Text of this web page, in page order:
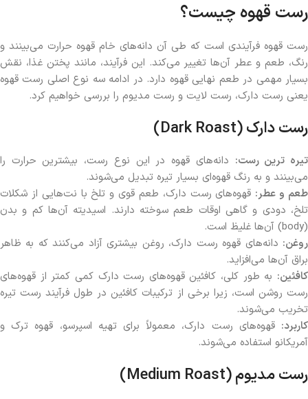
رست قهوه چیست؟
رست قهوه فرآیندی است که طی آن دانه‌های خام قهوه حرارت می‌بینند و
رنگ، طعم و عطر آن‌ها تغییر می‌کند. این فرآیند، مانند پختن غذا، نقش
بسیار مهمی در طعم نهایی قهوه دارد. در ادامه سه نوع اصلی رست قهوه
یعنی رست دارک، رست لایت و رست مدیوم را بررسی خواهیم کرد.
رست دارک(Dark Roast)
تیره ترین رست: دانه‌های قهوه در این نوع رست، بیشترین حرارت را
می‌بینند و به رنگ قهوه‌ای بسیار تیره تبدیل می‌شوند.
طعم و عطر: قهوه‌های رست دارک، طعم قوی و تلخ با نت‌هایی از شکلات
تلخ، دودی و گاهی اوقات طعم سوخته دارند. اسیدیته آن‌ها کم و بدن
(body) آن‌ها غلیظ است.
روغن: دانه‌های قهوه رست دارک، روغن بیشتری آزاد می‌کنند که به ظاهر
براق آن‌ها می‌افزاید.
کافئین: به طور کلی، کافئین قهوه‌های رست دارک کمی کمتر از قهوه‌های
رست روشن است، زیرا برخی از ترکیبات کافئین در طول فرآیند رست تیره
تخریب می‌شوند.
کاربرد: قهوه‌های رست دارک، معمولاً برای تهیه اسپرسو، قهوه ترک و
آمریکانو استفاده می‌شوند.
رست مدیوم(Medium Roast)